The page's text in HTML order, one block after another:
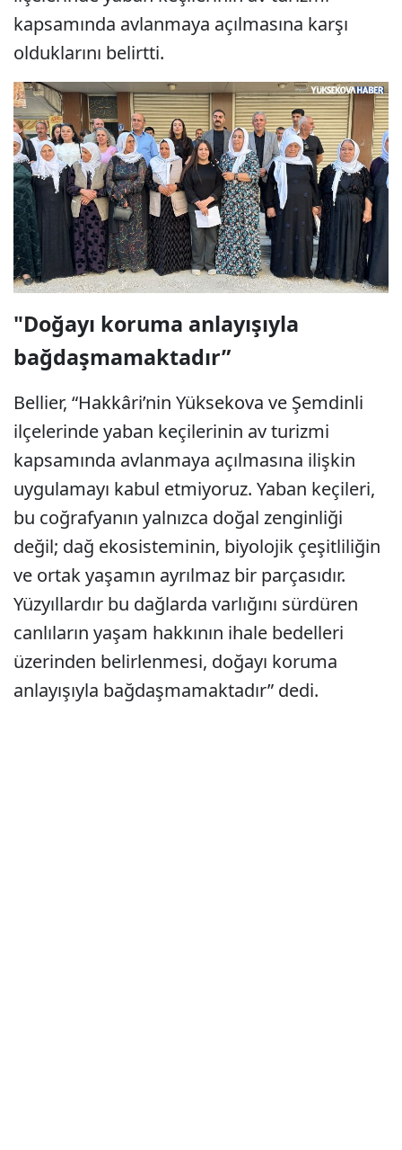
kapsamında avlanmaya açılmasına karşı
olduklarını belirtti.
"Doğayı koruma anlayışıyla
bağdaşmamaktadır”
Bellier, “Hakkâri’nin Yüksekova ve Şemdinli
ilçelerinde yaban keçilerinin av turizmi
kapsamında avlanmaya açılmasına ilişkin
uygulamayı kabul etmiyoruz. Yaban keçileri,
bu coğrafyanın yalnızca doğal zenginliği
değil; dağ ekosisteminin, biyolojik çeşitliliğin
ve ortak yaşamın ayrılmaz bir parçasıdır.
Yüzyıllardır bu dağlarda varlığını sürdüren
canlıların yaşam hakkının ihale bedelleri
üzerinden belirlenmesi, doğayı koruma
anlayışıyla bağdaşmamaktadır” dedi.